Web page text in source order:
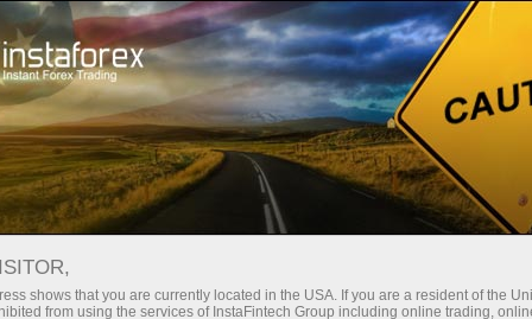
Dành cho nhà đầu tư Hệ thống ForexCopy Giám sát
FOREXCOPY MONITORING
FROM INSTAFOREX
shows that you are currently located in the USA. If you are a resident of the
from using the services of InstaFintech Group including online trading,